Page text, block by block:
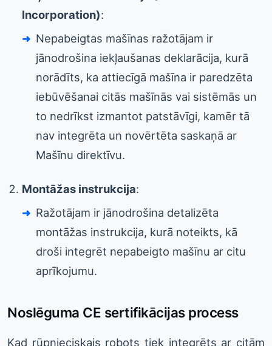
Incorporation):
Nepabeigtas mašīnas ražotājam ir
jānodrošina iekļaušanas deklarācija, kurā
norādīts, ka attiecīgā mašīna ir paredzēta
iebūvēšanai citās mašīnās vai sistēmās un
to nedrīkst izmantot patstāvīgi, kamēr tā
nav integrēta un novērtēta saskaņā ar
Mašīnu direktīvu.
Montāžas instrukcija:
Ražotājam ir jānodrošina detalizēta
montāžas instrukcija, kurā noteikts, kā
droši integrēt nepabeigto mašīnu ar citu
aprīkojumu.
Noslēguma CE sertifikācijas process
Kad rūpnieciskais robots tiek integrēts ar citām